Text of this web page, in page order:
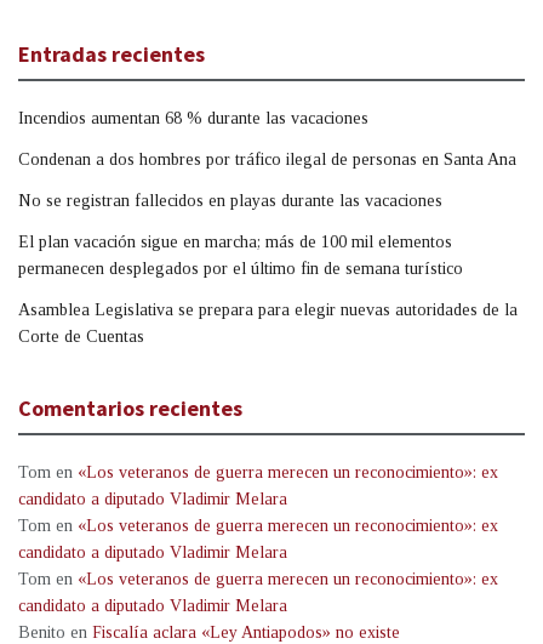
Entradas recientes
Incendios aumentan 68 % durante las vacaciones
Condenan a dos hombres por tráfico ilegal de personas en Santa Ana
No se registran fallecidos en playas durante las vacaciones
El plan vacación sigue en marcha; más de 100 mil elementos
permanecen desplegados por el último fin de semana turístico
Asamblea Legislativa se prepara para elegir nuevas autoridades de la
Corte de Cuentas
Comentarios recientes
Tom en «Los veteranos de guerra merecen un reconocimiento»: ex
candidato a diputado Vladimir Melara
Tom en «Los veteranos de guerra merecen un reconocimiento»: ex
candidato a diputado Vladimir Melara
Tom en «Los veteranos de guerra merecen un reconocimiento»: ex
candidato a diputado Vladimir Melara
Benito en Fiscalía aclara «Ley Antiapodos» no existe